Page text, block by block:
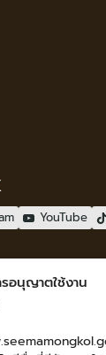
อนุญาตใช้งาน
YouTube